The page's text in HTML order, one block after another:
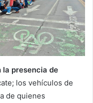
la presencia de
los vehículos de
de quienes